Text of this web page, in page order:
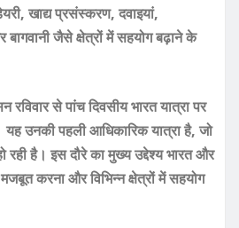
खाद्य प्रसंस्करण, दवाइयां,
बागवानी जैसे क्षेत्रों में सहयोग बढ़ाने के
से पांच दिवसीय भारत यात्रा पर
उनकी पहली आधिकारिक यात्रा है, जो
रही है। इस दौरे का मुख्य उद्देश्य भारत और
करना और विभिन्न क्षेत्रों में सहयोग